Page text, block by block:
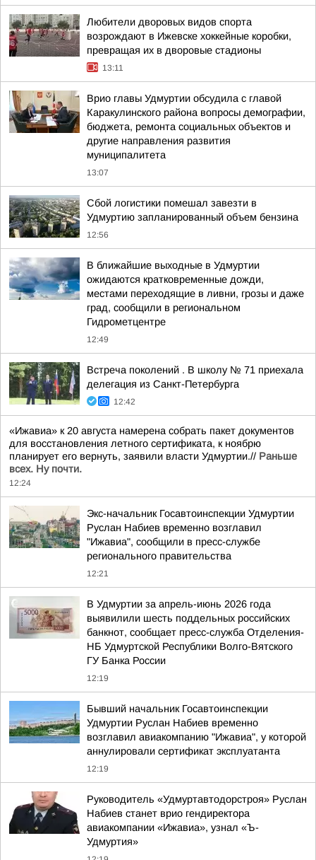
Любители дворовых видов спорта
возрождают в Ижевске хоккейные коробки,
превращая их в дворовые стадионы
13:11
Врио главы Удмуртии обсудила с главой
Каракулинского района вопросы демографии,
бюджета, ремонта социальных объектов и
другие направления развития
муниципалитета
13:07
Сбой логистики помешал завезти в
Удмуртию запланированный объем бензина
12:56
В ближайшие выходные в Удмуртии
ожидаются кратковременные дожди,
местами переходящие в ливни, грозы и даже
град, сообщили в региональном
Гидрометцентре
12:49
Встреча поколений . В школу № 71 приехала
делегация из Санкт-Петербурга
12:42
«Ижавиа» к 20 августа намерена собрать пакет документов
для восстановления летного сертификата, к ноябрю
планирует его вернуть, заявили власти Удмуртии.// Раньше
всех. Ну почти.
12:24
Экс-начальник Госавтоинспекции Удмуртии
Руслан Набиев временно возглавил
"Ижавиа", сообщили в пресс-службе
регионального правительства
12:21
В Удмуртии за апрель-июнь 2026 года
выявилили шесть поддельных российских
банкнот, сообщает пресс-служба Отделения-
НБ Удмуртской Республики Волго-Вятского
ГУ Банка России
12:19
Бывший начальник Госавтоинспекции
Удмуртии Руслан Набиев временно
возглавил авиакомпанию "Ижавиа", у которой
аннулировали сертификат эксплуатанта
12:19
Руководитель «Удмуртавтодорстроя» Руслан
Набиев станет врио гендиректора
авиакомпании «Ижавиа», узнал «Ъ-
Удмуртия»